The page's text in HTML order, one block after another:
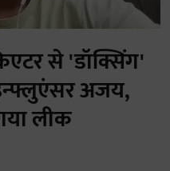
से 'डॉक्सिंग'
अजय,
लीक